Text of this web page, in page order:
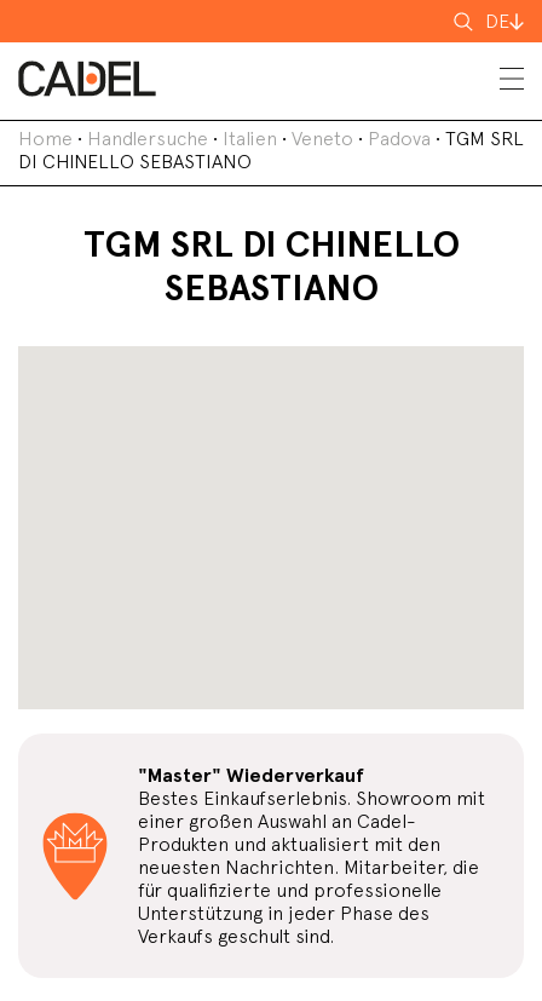
Suchen
nach
DE
Home • Handlersuche • Italien • Veneto • Padova • TGM SRL
DI CHINELLO SEBASTIANO
TGM SRL DI CHINELLO
SEBASTIANO
"Master" Wiederverkauf
Bestes Einkaufserlebnis. Showroom mit
einer großen Auswahl an Cadel-
Produkten und aktualisiert mit den
neuesten Nachrichten. Mitarbeiter, die
für qualifizierte und professionelle
Unterstützung in jeder Phase des
Verkaufs geschult sind.